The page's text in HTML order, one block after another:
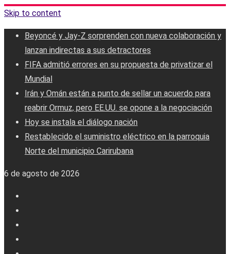
Skip to content
Beyoncé y Jay-Z sorprenden con nueva colaboración y
lanzan indirectas a sus detractores
FIFA admitió errores en su propuesta de privatizar el
Mundial
Irán y Omán están a punto de sellar un acuerdo para
reabrir Ormuz, pero EE.UU. se opone a la negociación
Hoy se instala el diálogo nación
Restablecido el suministro eléctrico en la parroquia
Norte del municipio Carirubana
6 de agosto de 2026